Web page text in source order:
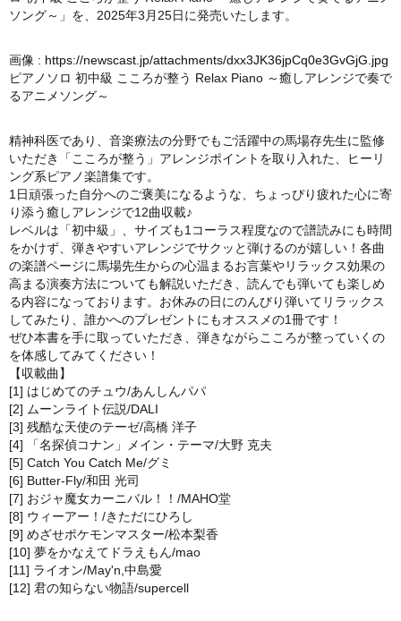
ソング～」を、2025年3月25日に発売いたします。
画像 : https://newscast.jp/attachments/dxx3JK36jpCq0e3GvGjG.jpg
ピアノソロ 初中級 こころが整う Relax Piano ～癒しアレンジで奏で
るアニメソング～
精神科医であり、音楽療法の分野でもご活躍中の馬場存先生に監修
いただき「こころが整う」アレンジポイントを取り入れた、ヒーリ
ング系ピアノ楽譜集です。
1日頑張った自分へのご褒美になるような、ちょっぴり疲れた心に寄
り添う癒しアレンジで12曲収載♪
レベルは「初中級」、サイズも1コーラス程度なので譜読みにも時間
をかけず、弾きやすいアレンジでサクッと弾けるのが嬉しい！各曲
の楽譜ページに馬場先生からの心温まるお言葉やリラックス効果の
高まる演奏方法についても解説いただき、読んでも弾いても楽しめ
る内容になっております。お休みの日にのんびり弾いてリラックス
してみたり、誰かへのプレゼントにもオススメの1冊です！
ぜひ本書を手に取っていただき、弾きながらこころが整っていくの
を体感してみてください！
【収載曲】
[1] はじめてのチュウ/あんしんパパ
[2] ムーンライト伝説/DALI
[3] 残酷な天使のテーゼ/高橋 洋子
[4] 「名探偵コナン」メイン・テーマ/大野 克夫
[5] Catch You Catch Me/グミ
[6] Butter-Fly/和田 光司
[7] おジャ魔女カーニバル！！/MAHO堂
[8] ウィーアー！/きただにひろし
[9] めざせポケモンマスター/松本梨香
[10] 夢をかなえてドラえもん/mao
[11] ライオン/May'n,中島愛
[12] 君の知らない物語/supercell